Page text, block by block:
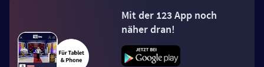
Mit der 123 App noch
näher dran!